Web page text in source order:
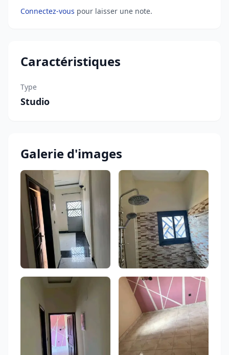
Connectez-vous pour laisser une note.
Caractéristiques
Type
Studio
Galerie d'images